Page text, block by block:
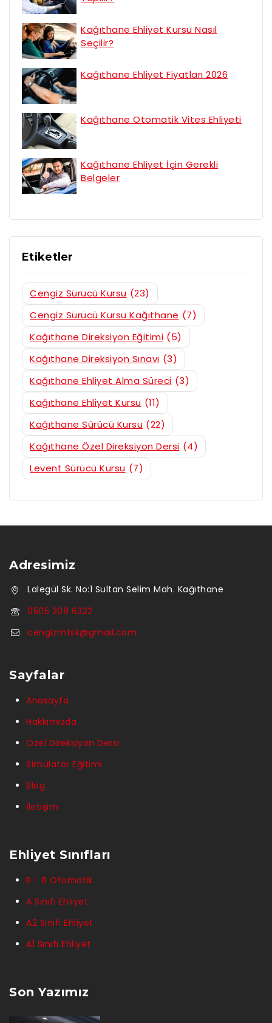
Kağıthane Ehliyet Kursu Nasıl
Seçilir?
Kağıthane Ehliyet Fiyatları 2026
Kağıthane Otomatik Vites Ehliyeti
Kağıthane Ehliyet İçin Gerekli
Belgeler
Etiketler
Cengiz Sürücü Kursu (23)
Cengiz Sürücü Kursu Kağıthane (7)
Kağıthane Direksiyon Eğitimi (5)
Kağıthane Direksiyon Sınavı (3)
Kağıthane Ehliyet Alma Süreci (3)
Kağıthane Ehliyet Kursu (11)
Kağıthane Sürücü Kursu (22)
Kağıthane Özel Direksiyon Dersi (4)
Levent Sürücü Kursu (7)
Adresimiz
Lalegül Sk. No:1 Sultan Selim Mah. Kağıthane
0505 208 6322
cengizmtsk@gmail.com
Sayfalar
Anasayfa
Hakkımızda
Özel Direksiyon Dersi
Simülatör Eğitimi
Blog
İletişim
Ehliyet Sınıfları
B - B Otomatik
A Sınıfı Ehliyet
A2 Sınıfı Ehliyet
A1 Sınıfı Ehliyet
Son Yazımız